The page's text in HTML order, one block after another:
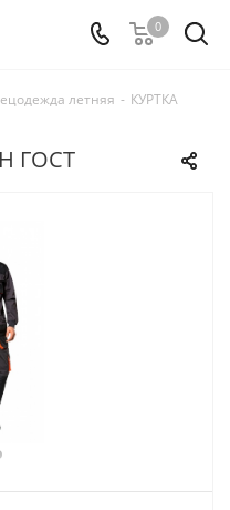
0
летняя - КУРТКА
ГOСТ